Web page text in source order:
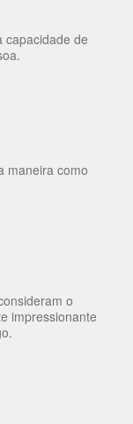
capacidade de
maneira como
o
impressionante